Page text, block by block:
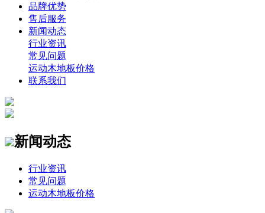
品牌优势
售后服务
新闻动态
行业资讯
常见问题
运动木地板价格
联系我们
新闻动态
行业资讯
常见问题
运动木地板价格